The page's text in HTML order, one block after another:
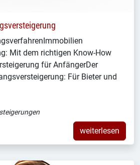
Mit dem richtigen Know-How
für AnfängerDer
Für Bieter und
weiterlesen